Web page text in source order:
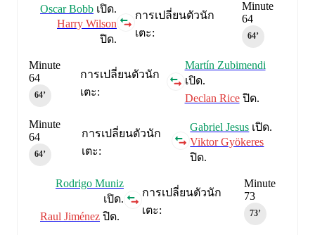
Minute
64
64‎’‎
การเปลี่ยนตัวนัก
เตะ:
Oscar Bobb เปิด.
Harry Wilson
ปิด.
การเปลี่ยนตัวนัก
เตะ:
Martín Zubimendi
เปิด.
Declan Riceปิด.
Minute
64
64‎’‎
การเปลี่ยนตัวนัก
เตะ:
Gabriel Jesus เปิด.
Viktor Gyökeres
ปิด.
Minute
64
64‎’‎
Minute
73
73‎’‎
การเปลี่ยนตัวนัก
เตะ:
Rodrigo Muniz
เปิด.
Raul Jiménez ปิด.